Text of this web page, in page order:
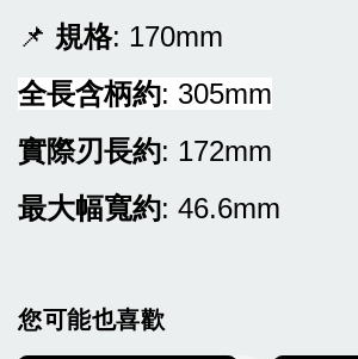
📌 規格: 170mm
全長含柄約: 305mm
實際刃長約: 172mm
最大幅寬約: 46.6mm
您可能也喜歡